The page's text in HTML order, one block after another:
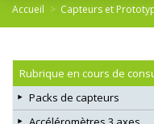
Accueil Capteurs et
Rubrique en cours de
Packs de capteurs